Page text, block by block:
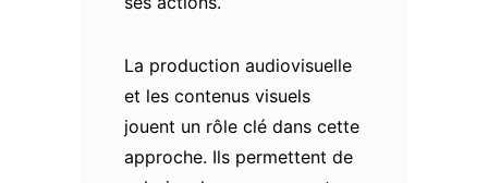
La production audiovisuelle
et les contenus visuels
jouent un rôle clé dans cette
approche. Ils permettent de